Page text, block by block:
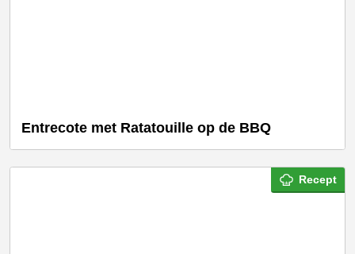
Entrecote met Ratatouille op de BBQ
Recept